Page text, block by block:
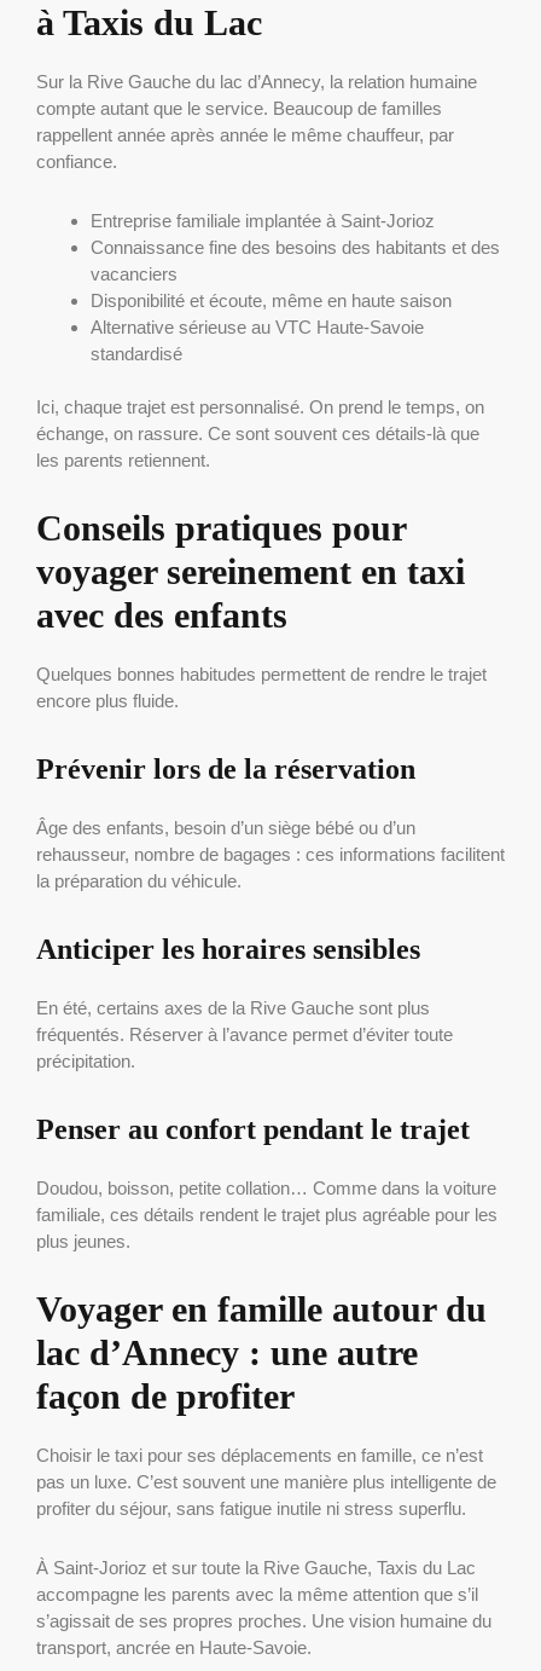
à Taxis du Lac
Sur la Rive Gauche du lac d’Annecy, la relation humaine
compte autant que le service. Beaucoup de familles
rappellent année après année le même chauffeur, par
confiance.
Entreprise familiale implantée à Saint-Jorioz
Connaissance fine des besoins des habitants et des
vacanciers
Disponibilité et écoute, même en haute saison
Alternative sérieuse au VTC Haute-Savoie
standardisé
Ici, chaque trajet est personnalisé. On prend le temps, on
échange, on rassure. Ce sont souvent ces détails-là que
les parents retiennent.
Conseils pratiques pour
voyager sereinement en taxi
avec des enfants
Quelques bonnes habitudes permettent de rendre le trajet
encore plus fluide.
Prévenir lors de la réservation
Âge des enfants, besoin d’un siège bébé ou d’un
rehausseur, nombre de bagages : ces informations facilitent
la préparation du véhicule.
Anticiper les horaires sensibles
En été, certains axes de la Rive Gauche sont plus
fréquentés. Réserver à l’avance permet d’éviter toute
précipitation.
Penser au confort pendant le trajet
Doudou, boisson, petite collation… Comme dans la voiture
familiale, ces détails rendent le trajet plus agréable pour les
plus jeunes.
Voyager en famille autour du
lac d’Annecy : une autre
façon de profiter
Choisir le taxi pour ses déplacements en famille, ce n’est
pas un luxe. C’est souvent une manière plus intelligente de
profiter du séjour, sans fatigue inutile ni stress superflu.
À Saint-Jorioz et sur toute la Rive Gauche, Taxis du Lac
accompagne les parents avec la même attention que s’il
s’agissait de ses propres proches. Une vision humaine du
transport, ancrée en Haute-Savoie.